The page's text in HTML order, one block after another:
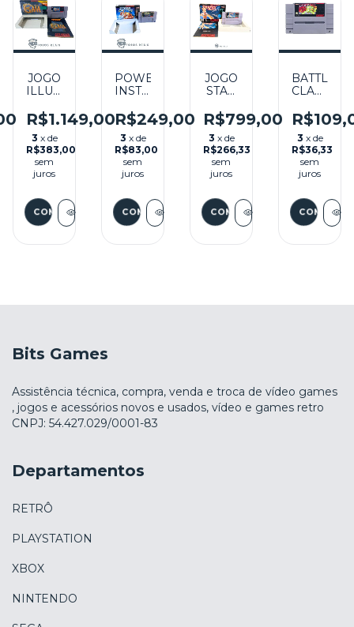
JOGO
ILLUSION
GAIA
NA
CAIXA
SEMINOVO
-
SNES
R$1.149,00
3 x de
R$383,00
sem
juros
POWER
INSTINCT
(VERIFICAR
FOTOS)
SEMINOVO
-
SNES
R$249,00
3 x de
R$83,00
sem
juros
JOGO
STAR
NA
CAIXA
SEMINOVO
-
SNES
R$799,00
3 x de
R$266,33
sem
juros
BATTLE
CLASH
-
SNES
3 x de
R$36,33
sem
juros
Bits Games
Assistência técnica, compra, venda e troca de vídeo games
, jogos e acessórios novos e usados, vídeo e games retro
CNPJ: 54.427.029/0001-83
Departamentos
RETRÔ
PLAYSTATION
XBOX
NINTENDO